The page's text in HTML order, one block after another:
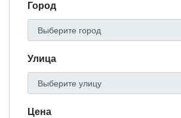
Город
Улица
Цена